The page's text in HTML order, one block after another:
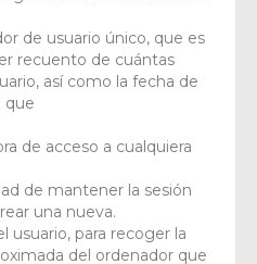
de usuario único, que es
recuento de cuántas
así como la fecha de
que
de acceso a cualquiera
de mantener la sesión
una nueva.
usuario, para recoger la
del ordenador que